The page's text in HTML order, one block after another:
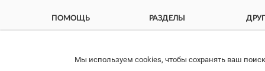
Найдено :
Мы используем cookies, чтобы сохранять ваш
РАЗДЕЛЫ
Ветаптека
ПОМОЩЬ
Права потребителя